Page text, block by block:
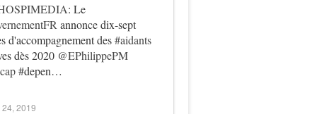
: Le
annonce dix-sept
d'accompagnement des#aidants
dès 2020 @EPhilippePM
#depen…
2019